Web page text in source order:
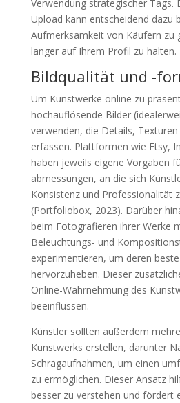
Verwendung strategischer Tags.
Upload kann entscheidend dazu
Aufmerksamkeit von Käufern zu
länger auf Ihrem Profil zu halten.
Bildqualität und -
Um Kunstwerke online zu
hochauflösende Bilder
verwenden, die Details,
erfassen. Plattformen wie Etsy,
haben jeweils eigene Vorgaben
abmessungen, an die sich
Konsistenz und Professionalität
(Portfoliobox, 2023). Darüber
beim Fotografieren ihrer Werke
Beleuchtungs- und
experimentieren, um deren
hervorzuheben. Dieser
Online-Wahrnehmung des
beeinflussen.
Künstler sollten außerdem
Kunstwerks erstellen, darunter
Schrägaufnahmen, um einen
zu ermöglichen. Dieser Ansatz
besser zu verstehen und fördert